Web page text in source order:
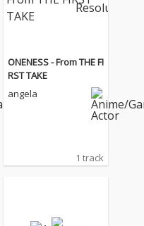
ONENESS - From THE FI
RST TAKE
angela
1 track